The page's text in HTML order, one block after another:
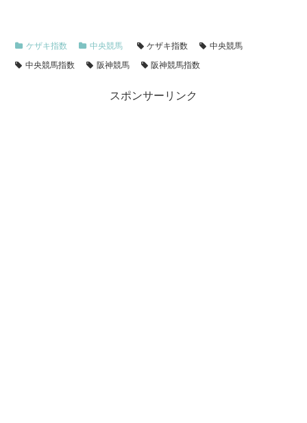
ケザキ指数 中央競馬 ケザキ指数
中央競馬
中央競馬指数
阪神競馬 阪神競馬指数
スポンサーリンク